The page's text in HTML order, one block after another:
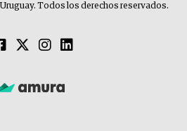
Todos los derechos reservados.